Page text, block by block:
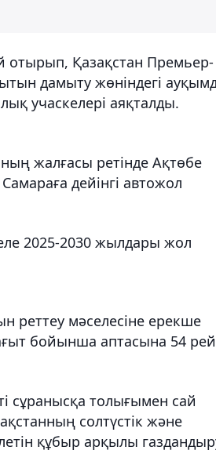
отырып, Қазақстан Премьер-
дамыту жөніндегі
учаскелері аяқталды.
жалғасы ретінде Ақтөбе
дейінгі автожол
2025-2030 жылдары жол
реттеу мәселесіне ерекше
бойынша аптасына 54
сұранысқа толығымен сай
солтүстік және
құбыр арқылы